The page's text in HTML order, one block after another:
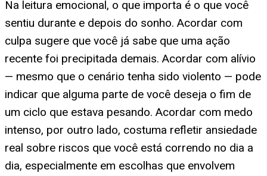
Na leitura emocional, o que importa é o que você
sentiu durante e depois do sonho. Acordar com
culpa sugere que você já sabe que uma ação
recente foi precipitada demais. Acordar com alívio
— mesmo que o cenário tenha sido violento — pode
indicar que alguma parte de você deseja o fim de
um ciclo que estava pesando. Acordar com medo
intenso, por outro lado, costuma refletir ansiedade
real sobre riscos que você está correndo no dia a
dia, especialmente em escolhas que envolvem